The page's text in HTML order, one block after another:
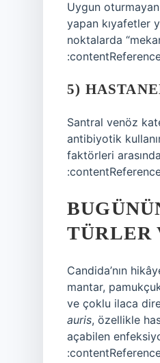
Uygun oturmayan
yapan kıyafetler
noktalarda
5)
Santral venöz
antibiyotik
faktörleri
TÜRLER
Candida’nın
mantar,
ve çoklu ilaca
auris, özellikle
açabilen